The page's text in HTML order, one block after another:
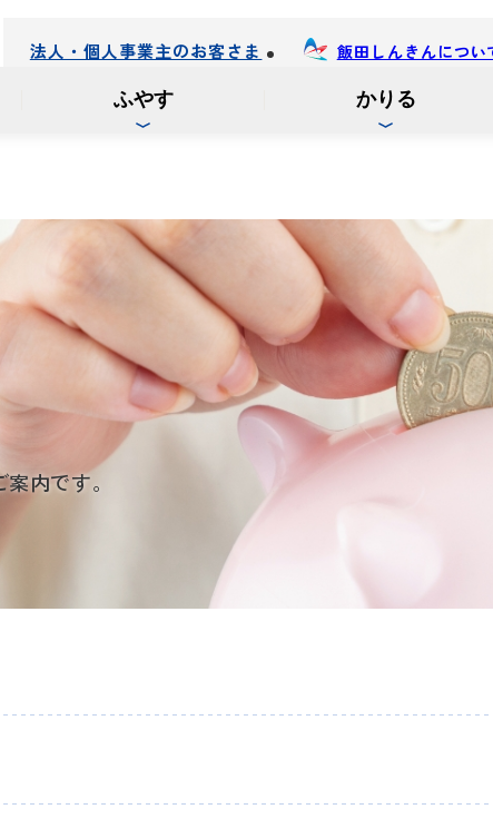
ふやす かりる
法人・個人事業主のお客さま 飯田しんきんについ
内です。